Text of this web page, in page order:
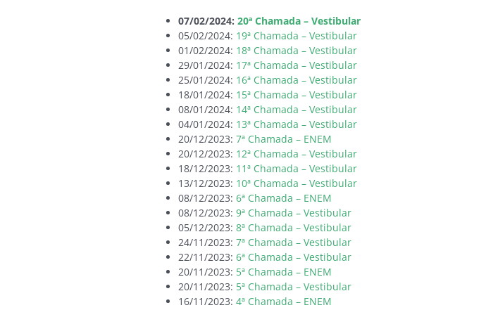
07/02/2024: 20ª Chamada – Vestibular
05/02/2024: 19ª Chamada – Vestibular
01/02/2024: 18ª Chamada – Vestibular
29/01/2024: 17ª Chamada – Vestibular
25/01/2024: 16ª Chamada – Vestibular
18/01/2024: 15ª Chamada – Vestibular
08/01/2024: 14ª Chamada – Vestibular
04/01/2024: 13ª Chamada – Vestibular
20/12/2023: 7ª Chamada – ENEM
20/12/2023: 12ª Chamada – Vestibular
18/12/2023: 11ª Chamada – Vestibular
13/12/2023: 10ª Chamada – Vestibular
08/12/2023: 6ª Chamada – ENEM
08/12/2023: 9ª Chamada – Vestibular
05/12/2023: 8ª Chamada – Vestibular
24/11/2023: 7ª Chamada – Vestibular
22/11/2023: 6ª Chamada – Vestibular
20/11/2023: 5ª Chamada – ENEM
20/11/2023: 5ª Chamada – Vestibular
16/11/2023: 4ª Chamada – ENEM